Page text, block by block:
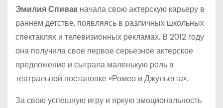
Эмилия Спивак начала свою актерскую карьеру в
раннем детстве, появляясь в различных школьных
спектаклях и телевизионных рекламах. В 2012 году
она получила свое первое серьезное актерское
предложение и сыграла маленькую роль в
театральной постановке «Ромео и Джульетта».
За свою успешную игру и яркую эмоциональность